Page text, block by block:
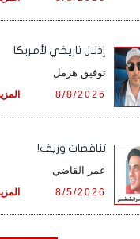
إذلال تاريخي لأمريكا
توفيق هزمل
8/8/2026
تناقضات وزيف!
عمر القاضي
8/5/2026